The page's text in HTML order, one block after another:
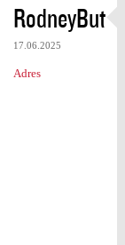
RodneyBut
17.06.2025
Adres